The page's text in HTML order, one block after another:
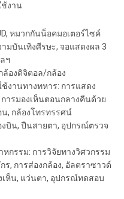
ช้งาน
หมวกกันน็อคมอเตอร์ไซค์
มบันเทิงศีรษะ, จอแสดงผล 3
ฯ
ล้องดิจิตอล/กล้อง
งานทางทหาร: การแสดง
ารมองเห็นตอนกลางคืนด้วย
, กล้องโทรทรรศน์
บิน, ปืนสายตา, อุปกรณ์ตรวจ
กรรม: การวิจัยทางวิศวกรรม
ร, การส่องกล้อง, อัลตราซาวด์
ห็น, แว่นตา, อุปกรณ์ทดสอบ